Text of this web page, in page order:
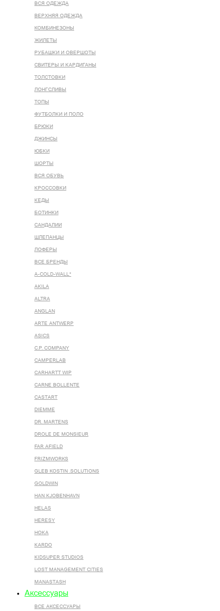
ВСЯ ОДЕЖДА
ВЕРХНЯЯ ОДЕЖДА
КОМБИНЕЗОНЫ
ЖИЛЕТЫ
РУБАШКИ И ОВЕРШОТЫ
СВИТЕРЫ И КАРДИГАНЫ
ТОЛСТОВКИ
ЛОНГСЛИВЫ
ТОПЫ
ФУТБОЛКИ И ПОЛО
БРЮКИ
ДЖИНСЫ
ЮБКИ
ШОРТЫ
ВСЯ ОБУВЬ
КРОССОВКИ
КЕДЫ
БОТИНКИ
САНДАЛИИ
ШЛЕПАНЦЫ
ЛОФЕРЫ
ВСЕ БРЕНДЫ
A-COLD-WALL*
AKILA
ALTRA
ANGLAN
ARTE ANTWERP
ASICS
C.P. COMPANY
CAMPERLAB
CARHARTT WIP
CARNE BOLLENTE
CASTART
DIEMME
DR. MARTENS
DROLE DE MONSIEUR
FAR AFIELD
FRIZMWORKS
GLEB KOSTIN .SOLUTIONS
GOLDWIN
HAN KJOBENHAVN
HELAS
HERESY
HOKA
KARDO
KIDSUPER STUDIOS
LOST MANAGEMENT CITIES
MANASTASH
Аксессуары
ВСЕ AКСЕССУАРЫ